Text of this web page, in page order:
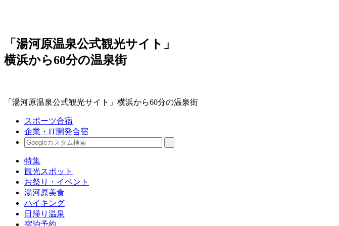
「湯河原温泉公式観光サイト」
横浜から60分の温泉街
「湯河原温泉公式観光サイト」横浜から60分の温泉街
スポーツ合宿
企業・IT開発合宿
特集
観光スポット
お祭り・イベント
湯河原美食
ハイキング
日帰り温泉
宿泊予約